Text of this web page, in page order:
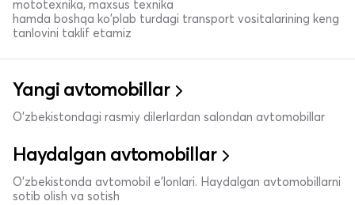
mototexnika, maxsus texnika
hamda boshqa ko'plab turdagi transport vositalarining keng
tanlovini taklif etamiz
Yangi avtomobillar
O'zbekistondagi rasmiy dilerlardan salondan avtomobillar
Haydalgan avtomobillar
O'zbekistonda avtomobil e’lonlari. Haydalgan avtomobillarni
sotib olish va sotish